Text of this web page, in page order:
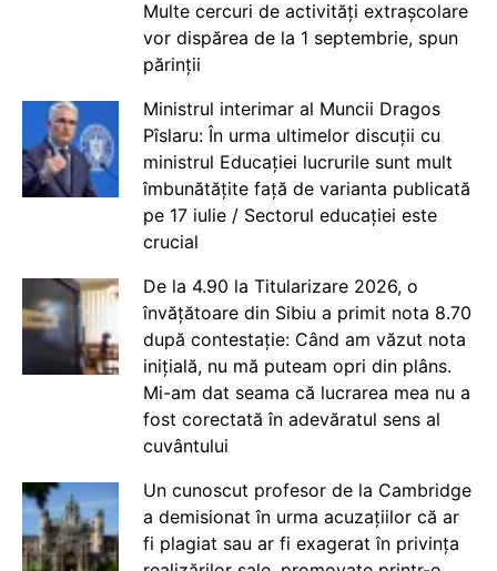
Multe cercuri de activități extrașcolare
vor dispărea de la 1 septembrie, spun
părinții
Ministrul interimar al Muncii Dragos
Pîslaru: În urma ultimelor discuții cu
ministrul Educației lucrurile sunt mult
îmbunătățite față de varianta publicată
pe 17 iulie / Sectorul educației este
crucial
De la 4.90 la Titularizare 2026, o
învățătoare din Sibiu a primit nota 8.70
după contestație: Când am văzut nota
inițială, nu mă puteam opri din plâns.
Mi-am dat seama că lucrarea mea nu a
fost corectată în adevăratul sens al
cuvântului
Un cunoscut profesor de la Cambridge
a demisionat în urma acuzațiilor că ar
fi plagiat sau ar fi exagerat în privința